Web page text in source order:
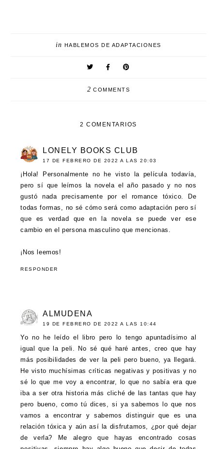
in HABLEMOS DE ADAPTACIONES
2 COMMENTS
2 COMENTARIOS
LONELY BOOKS CLUB
17 DE FEBRERO DE 2022 A LAS 20:03
¡Hola! Personalmente no he visto la película todavía,
pero sí que leímos la novela el año pasado y no nos
gustó nada precisamente por el romance tóxico. De
todas formas, no sé cómo será como adaptación pero sí
que es verdad que en la novela se puede ver ese
cambio en el persona masculino que mencionas.
¡Nos leemos!
RESPONDER
ALMUDENA
19 DE FEBRERO DE 2022 A LAS 10:44
Yo no he leído el libro pero lo tengo apuntadísimo al
igual que la peli. No sé qué haré antes, creo que hay
más posibilidades de ver la peli pero bueno, ya llegará.
He visto muchísimas críticas negativas y positivas y no
sé lo que me voy a encontrar, lo que no sabía era que
iba a ser otra historia más cliché de las tantas que hay
pero bueno, como tú dices, si ya sabemos lo que nos
vamos a encontrar y sabemos distinguir que es una
relación tóxica y aún así la disfrutamos, ¿por qué dejar
de verla? Me alegro que hayas encontrado cosas